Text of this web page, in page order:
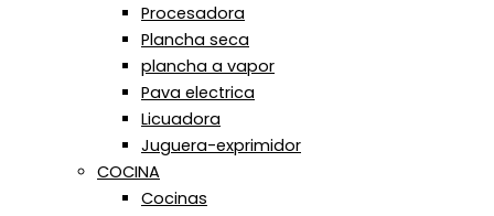
Procesadora
Plancha seca
plancha a vapor
Pava electrica
Licuadora
Juguera-exprimidor
COCINA
Cocinas